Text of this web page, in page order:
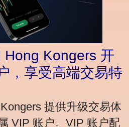
Hong Kongers 开
，享受高端交易特
提供升级交易体
VIP 账户。VIP 账户配